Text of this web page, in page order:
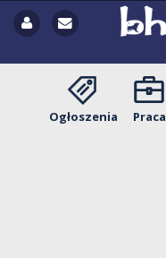
Ogłoszenia Praca